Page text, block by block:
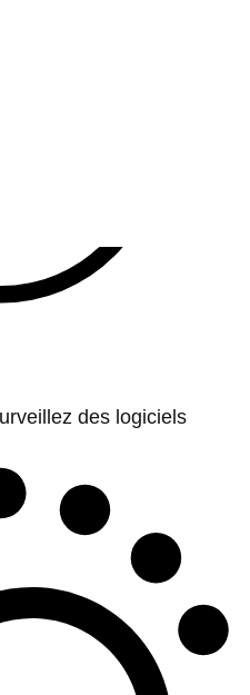
des logiciels